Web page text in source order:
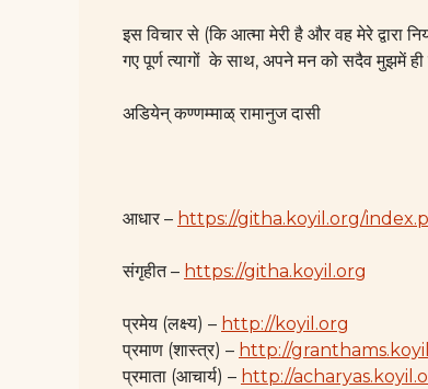
इस विचार से (कि आत्मा मेरी है और वह मेरे द्वारा
गए पूर्ण त्यागों के साथ, अपने मन को सदैव मुझमें ही
अडियेन् कण्णम्माळ् रामानुज दासी
आधार – https://githa.koyil.org/
संगृहीत – https://githa.koyil.org
प्रमेय (लक्ष्य) – http://koyil.org
प्रमाण (शास्त्र) – http://
प्रमाता (आचार्य) – http://